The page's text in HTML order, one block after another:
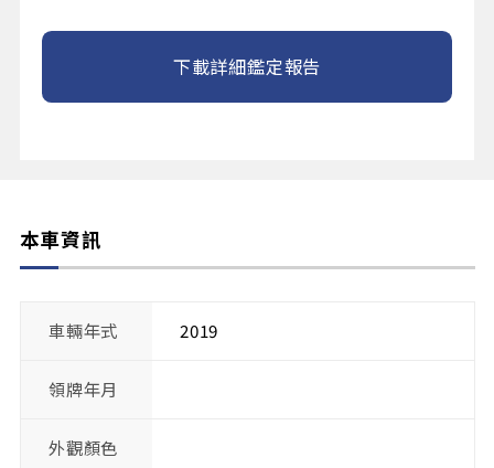
下載詳細鑑定報告
本車資訊
車輛年式 2019
領牌年月
外觀顏色